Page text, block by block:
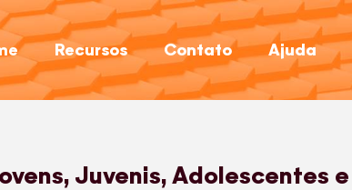
Recursos Contato Ajuda
Juvenis, Adolescentes e